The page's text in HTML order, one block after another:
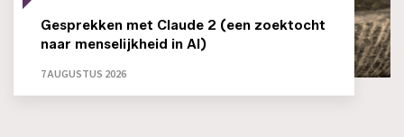
Gesprekken met Claude 2 (een zoektocht
naar menselijkheid in AI)
7 AUGUSTUS 2026